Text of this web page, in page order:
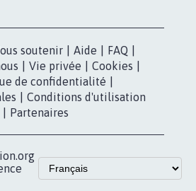
soutenir Aide FAQ
Vie privée Cookies
de confidentialité
Conditions d'utilisation
Partenaires